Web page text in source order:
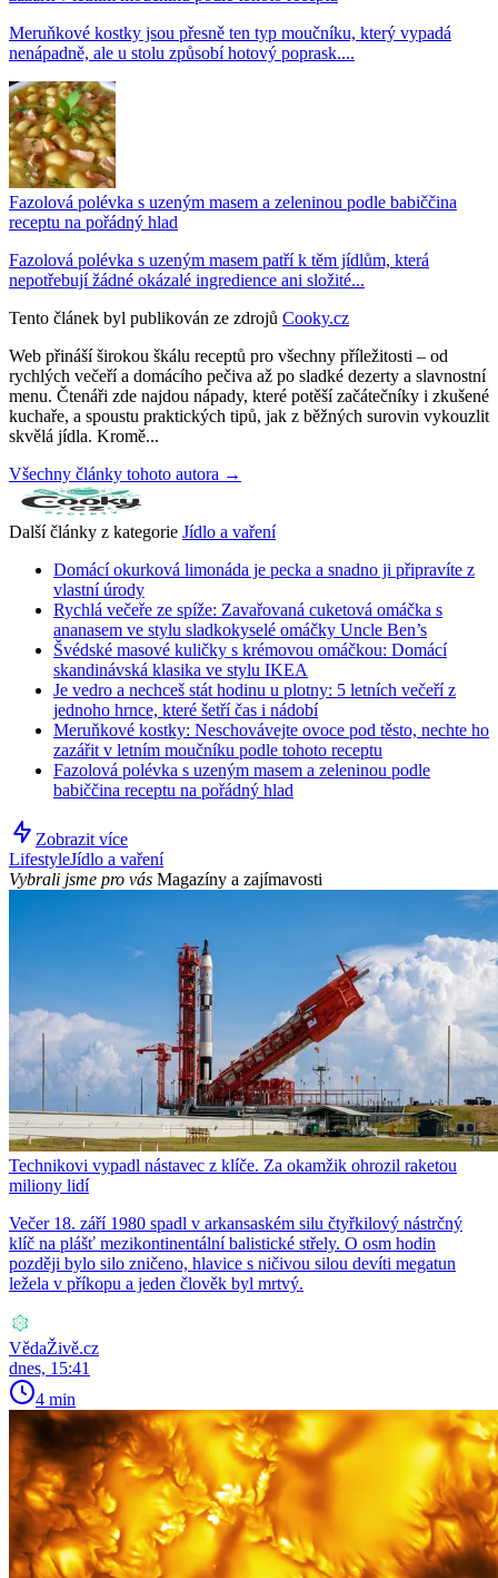
Meruňkové kostky jsou přesně ten typ moučníku, který vypadá
nenápadně, ale u stolu způsobí hotový poprask....
Fazolová polévka s uzeným masem a zeleninou podle babiččina
receptu na pořádný hlad
Fazolová polévka s uzeným masem patří k těm jídlům, která
nepotřebují žádné okázalé ingredience ani složité...
Tento článek byl publikován ze zdrojů Cooky.cz
Web přináší širokou škálu receptů pro všechny příležitosti – od
rychlých večeří a domácího pečiva až po sladké dezerty a slavnostní
menu. Čtenáři zde najdou nápady, které potěší začátečníky i zkušené
kuchaře, a spoustu praktických tipů, jak z běžných surovin vykouzlit
skvělá jídla. Kromě...
Všechny články tohoto autora →
Další články z kategorie Jídlo a vaření
Domácí okurková limonáda je pecka a snadno ji připravíte z
vlastní úrody
Rychlá večeře ze spíže: Zavařovaná cuketová omáčka s
ananasem ve stylu sladkokyselé omáčky Uncle Ben’s
Švédské masové kuličky s krémovou omáčkou: Domácí
skandinávská klasika ve stylu IKEA
Je vedro a nechceš stát hodinu u plotny: 5 letních večeří z
jednoho hrnce, které šetří čas i nádobí
Meruňkové kostky: Neschovávejte ovoce pod těsto, nechte ho
zazářit v letním moučníku podle tohoto receptu
Fazolová polévka s uzeným masem a zeleninou podle
babiččina receptu na pořádný hlad
Zobrazit více
LifestyleJídlo a vaření
Vybrali jsme pro vás Magazíny a zajímavosti
Technikovi vypadl nástavec z klíče. Za okamžik ohrozil raketou
miliony lidí
Večer 18. září 1980 spadl v arkansaském silu čtyřkilový nástrčný
klíč na plášť mezikontinentální balistické střely. O osm hodin
později bylo silo zničeno, hlavice s ničivou silou devíti megatun
ležela v příkopu a jeden člověk byl mrtvý.
VědaŽivě.cz
dnes, 15:41
4 min